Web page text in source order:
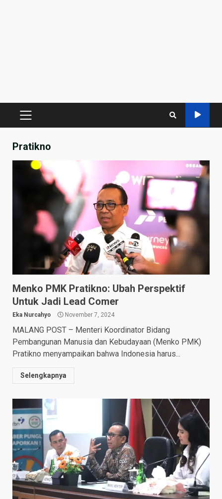
PRIMARY
Pratikno
Menko PMK Pratikno: Ubah Perspektif
Untuk Jadi Lead Comer
Eka Nurcahyo November 7, 2024
MALANG POST – Menteri Koordinator Bidang
Pembangunan Manusia dan Kebudayaan (Menko PMK)
Pratikno menyampaikan bahwa Indonesia harus...
Selengkapnya